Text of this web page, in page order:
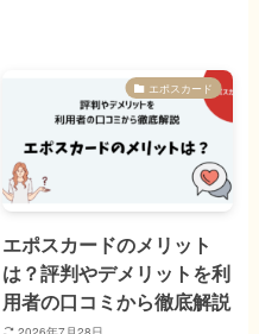
エポスカード
エポスカードのメリット
は？評判やデメリットを利
用者の口コミから徹底解説